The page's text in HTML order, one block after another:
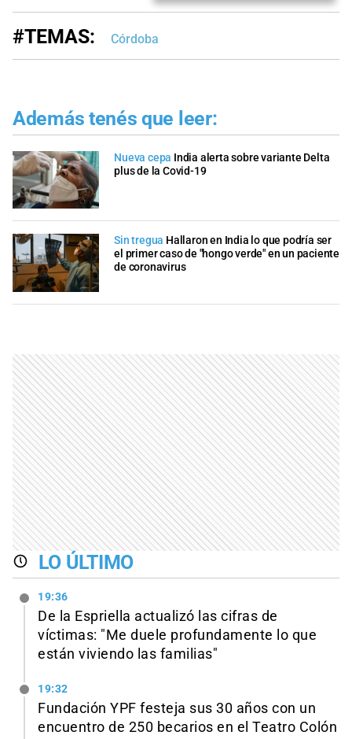
#TEMAS: Córdoba
Además tenés que leer:
Nueva cepa India alerta sobre variante Delta
plus de la Covid-19
Sin tregua Hallaron en India lo que podría ser
el primer caso de "hongo verde" en un paciente
de coronavirus
LO ÚLTIMO
19:36
De la Espriella actualizó las cifras de
víctimas: "Me duele profundamente lo que
están viviendo las familias"
19:32
Fundación YPF festeja sus 30 años con un
encuentro de 250 becarios en el Teatro Colón